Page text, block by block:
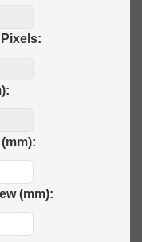
(mm):